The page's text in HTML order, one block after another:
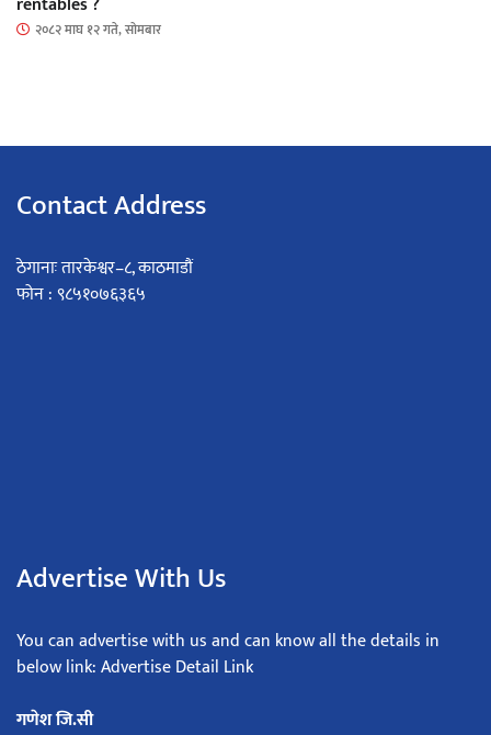
२०८२ माघ १२ गते, सोमबार
Contact Address
ठेगानाः तारकेश्वर–८, काठमाडौं
फोन : ९८५१०७६३६५
Advertise With Us
You can advertise with us and can know all the details in
below link: Advertise Detail Link
गणेश जि.सी